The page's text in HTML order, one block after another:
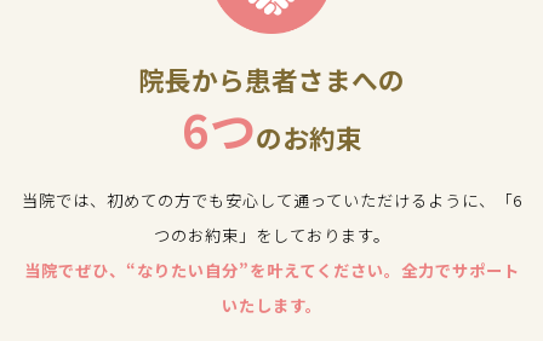
院長から患者さまへの
6つのお約束
当院では、初めての方でも安心して通っていただけるように、「6
つのお約束」をしております。
当院でぜひ、“なりたい自分”を叶えてください。全力でサポート
いたします。